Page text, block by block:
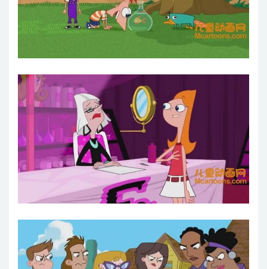
22 圣诞特别节目
23 这是你的背景故事
24 刚刚通过
27 大老鹰
28 飞哥小佛替身
29 蜥蜴低语者
30 成功的秘诀
31 市长小姐
32 勇闯迷宫
33 物以怪聚
36 制造演出
37 飞哥与小佛的假期特辑1
38 飞哥与小佛的假期特辑2
39 过山车音乐剧